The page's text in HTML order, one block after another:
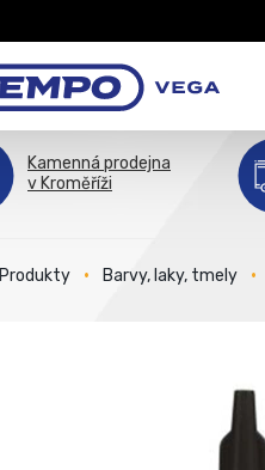
Kamenná prodejna
v Kroměříži
Produkty Barvy, laky, tmely